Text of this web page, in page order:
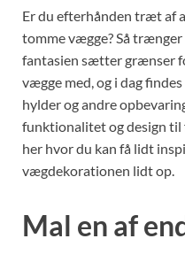
Er du efterhånden træt af
tomme vægge? Så
fantasien sætter grænser
vægge med, og i dag
hylder og andre
funktionalitet og design
her hvor du kan få lidt
vægdekorationen lidt op.
Mal en af